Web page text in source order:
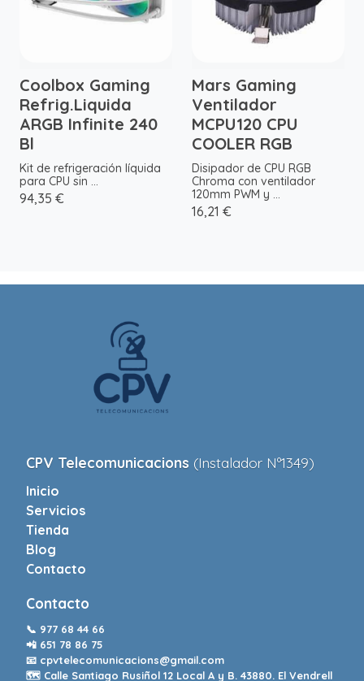
Coolbox Gaming
Refrig.Liquida
ARGB Infinite 240
Bl
Kit de refrigeración líquida
para CPU sin ...
94,35 €
Mars Gaming
Ventilador
MCPU120 CPU
COOLER RGB
Disipador de CPU RGB
Chroma con ventilador
120mm PWM y ...
16,21 €
CPV Telecomunicacions (Instalador Nº1349)
Inicio
Servicios
Tienda
Blog
Contacto
Contacto
📞 977 68 44 66
📲 651 78 86 75
📧 cpvtelecomunicacions@gmail.com
🗺️ Calle Santiago Rusiñol 12 Local A y B. 43880. El Vendrell